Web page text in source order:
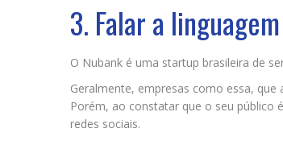
3. Falar a
O Nubank é uma startup brasileira de
Geralmente, empresas como essa,
Porém, ao constatar que o seu público
redes sociais.